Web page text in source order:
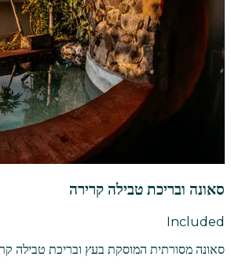
סאונה ובריכת טבילה קרירה
Included
סאונה מסורתית המוסקת בעץ ובריכת טבילה